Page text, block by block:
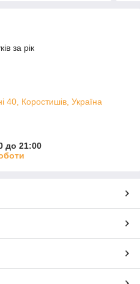
за рік
40, Коростишів, Україна
до 21:00